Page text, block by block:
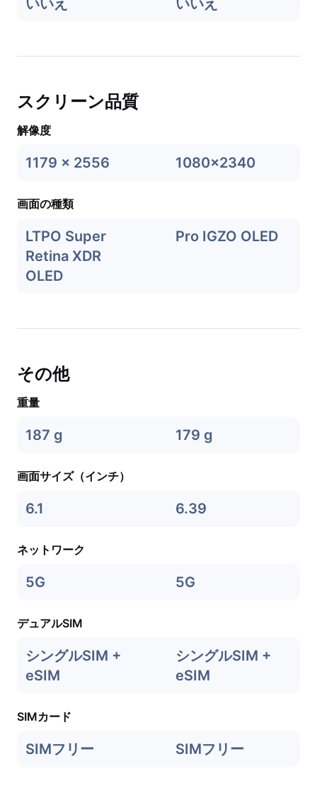
いいえ いいえ
スクリーン品質
解像度
1179 x 2556 1080x2340
画面の種類
LTPO Super
Retina XDR
OLED
Pro IGZO OLED
その他
重量
187 g 179 g
画面サイズ（インチ）
6.1 6.39
ネットワーク
5G 5G
デュアルSIM
シングルSIM +
eSIM
シングルSIM +
eSIM
SIMカード
SIMフリー SIMフリー